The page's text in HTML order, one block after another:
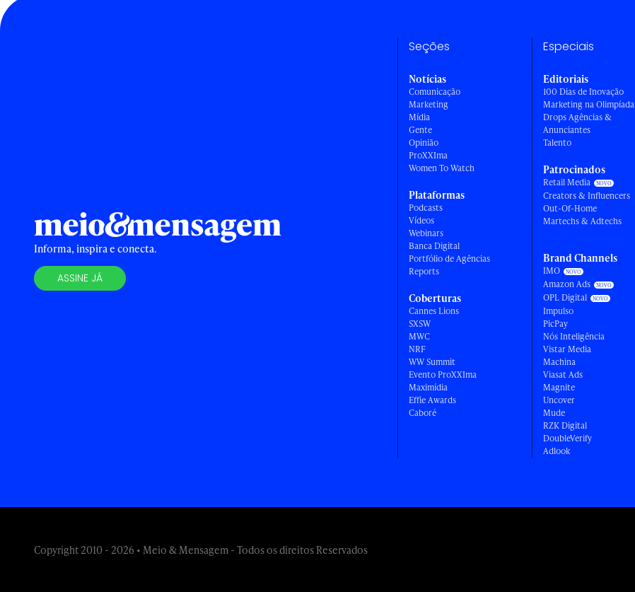
Informa, inspira e conecta.
ASSINE JÁ
Seções
Notícias
Comunicação
Marketing
Mídia
Gente
Opinião
ProXXIma
Women To Watch
Plataformas
Podcasts
Vídeos
Webinars
Banca Digital
Portfólio de Agências
Reports
Coberturas
Cannes Lions
SXSW
MWC
NRF
WW Summit
Evento ProXXIma
Maximídia
Effie Awards
Caboré
Especiais
Editoriais
100 Dias de Inovação
Marketing na Olimpíada
Drops Agências &
Anunciantes
Talento
Patrocinados
Retail Media
Creators & Influencers
Out-Of-Home
Martechs & Adtechs
Brand Channels
IMO
Amazon Ads
OPL Digital
Impulso
PicPay
Nós Inteligência
Vistar Media
Machina
Viasat Ads
Magnite
Uncover
Mude
RZK Digital
DoubleVerify
Adlook
Copyright 2010 - 2026 • Meio & Mensagem - Todos os direitos Reservados